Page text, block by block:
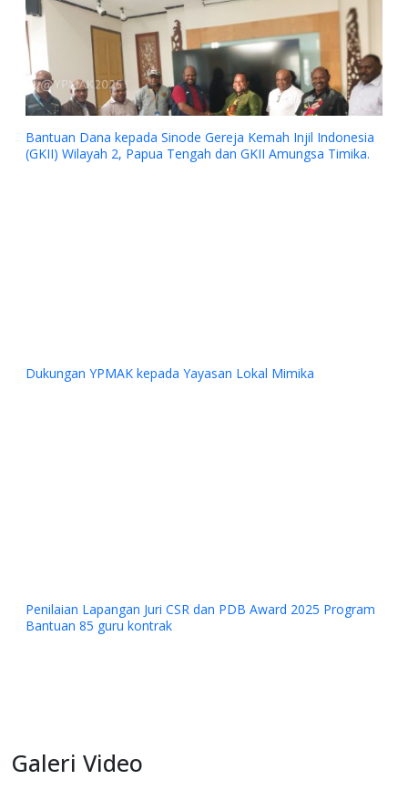
Bantuan Dana kepada Sinode Gereja Kemah Injil Indonesia
(GKII) Wilayah 2, Papua Tengah dan GKII Amungsa Timika.
Dukungan YPMAK kepada Yayasan Lokal Mimika
Penilaian Lapangan Juri CSR dan PDB Award 2025 Program
Bantuan 85 guru kontrak
Galeri Video